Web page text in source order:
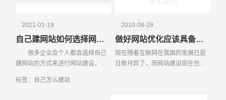
2021-01-19
自己建网站如何选择网站空间
很多企业及个人都会选择自己
建网站的方式来进行网站建设，那
会出现一些问题。我们可以选择网
标签 : 自己怎么建站
2010-08-28
做好网站优化应该具备的知识和技巧
现在随着互联网在我国的发展已是
日新月异了，而网站建设现在也成